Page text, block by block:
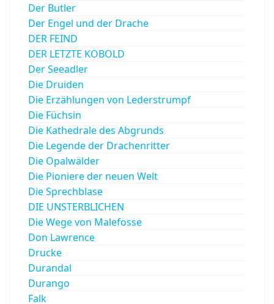
Der Butler
Der Engel und der Drache
DER FEIND
DER LETZTE KOBOLD
Der Seeadler
Die Druiden
Die Erzählungen von Lederstrumpf
Die Füchsin
Die Kathedrale des Abgrunds
Die Legende der Drachenritter
Die Opalwälder
Die Pioniere der neuen Welt
Die Sprechblase
DIE UNSTERBLICHEN
Die Wege von Malefosse
Don Lawrence
Drucke
Durandal
Durango
Falk